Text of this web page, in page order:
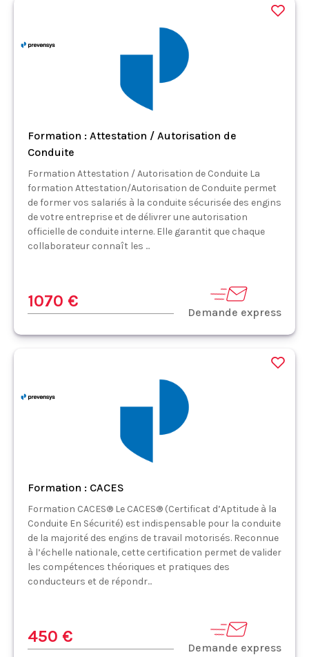
Formation : Attestation / Autorisation de
Conduite
Formation Attestation / Autorisation de Conduite La
formation Attestation/Autorisation de Conduite permet
de former vos salariés à la conduite sécurisée des engins
de votre entreprise et de délivrer une autorisation
officielle de conduite interne. Elle garantit que chaque
collaborateur connaît les ...
1070 €
Demande express
Formation : CACES
Formation CACES® Le CACES® (Certificat d’Aptitude à la
Conduite En Sécurité) est indispensable pour la conduite
de la majorité des engins de travail motorisés. Reconnue
à l’échelle nationale, cette certification permet de valider
les compétences théoriques et pratiques des
conducteurs et de répondr...
450 €
Demande express